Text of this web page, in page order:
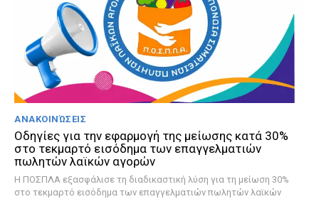
ΑΝΑΚΟΙΝΏΣΕΙΣ
Οδηγίες για την εφαρμογή της μείωσης κατά 30%
στο τεκμαρτό εισόδημα των επαγγελματιών
πωλητών λαϊκών αγορών
Η ΠΟΣΠΛΑ εξασφάλισε τη διαδικαστική λύση για τη μείωση 30%
στο τεκμαρτό εισόδημα των επαγγελματιών πωλητών λαϊκών